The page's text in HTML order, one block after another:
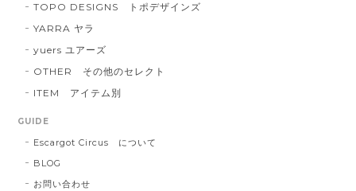
TOPO DESIGNS トポデザインズ
YARRA ヤラ
yuers ユアーズ
OTHER その他のセレクト
ITEM アイテム別
GUIDE
Escargot Circus について
BLOG
お問い合わせ